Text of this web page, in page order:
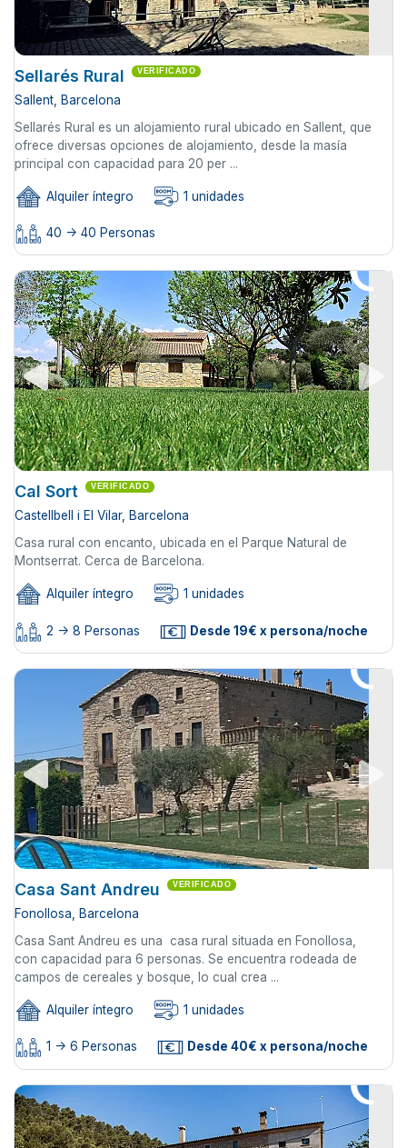
Sellarés Rural VERIFICADO
Sallent, Barcelona
Sellarés Rural es un alojamiento rural ubicado en Sallent, que
ofrece diversas opciones de alojamiento, desde la masía
principal con capacidad para 20 per ...
Alquiler íntegro 1 unidades
40 -> 40 Personas
Cal Sort VERIFICADO
Castellbell i El Vilar, Barcelona
Casa rural con encanto, ubicada en el Parque Natural de
Montserrat. Cerca de Barcelona.
Alquiler íntegro 1 unidades
2 -> 8 Personas Desde 19€ x persona/noche
Casa Sant Andreu VERIFICADO
Fonollosa, Barcelona
Casa Sant Andreu es una casa rural situada en Fonollosa,
con capacidad para 6 personas. Se encuentra rodeada de
campos de cereales y bosque, lo cual crea ...
Alquiler íntegro 1 unidades
1 -> 6 Personas Desde 40€ x persona/noche